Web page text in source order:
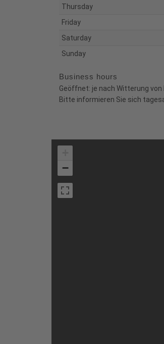
Thursday
Friday
Saturday
Sunday
Business hours
Geöffnet: je nach Witterung von
Bitte informieren Sie sich
−